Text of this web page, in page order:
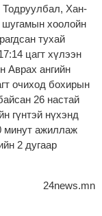
Хан-
шугамын хоолойн
тухай
цагт хүлээн
Аврах ангийн
очиход бохирын
26 настай
гүнтэй нүхэнд
минут ажиллаж
2 дугаар
24news.mn